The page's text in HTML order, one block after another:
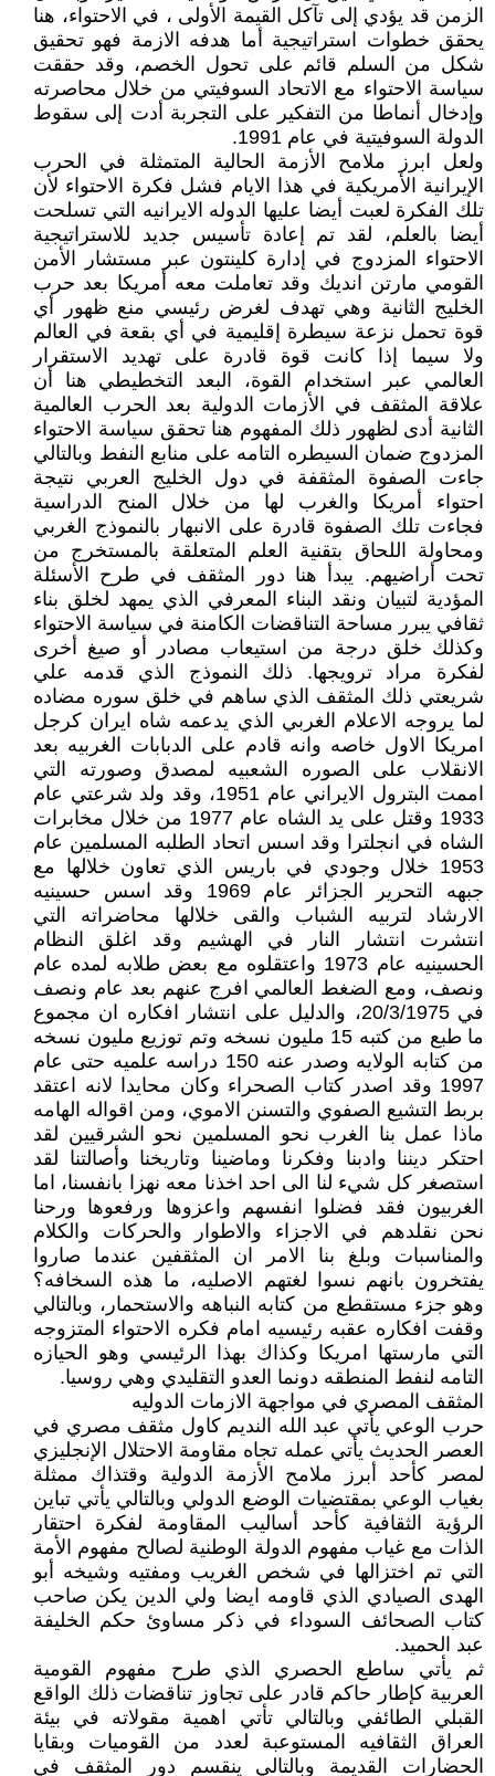
الزمن قد يؤدي إلى تآكل القيمة الأولى ، في الاحتواء، هنا
يحقق خطوات استراتيجية أما هدفه الازمة فهو تحقيق
شكل من السلم قائم على تحول الخصم، وقد حققت
سياسة الاحتواء مع الاتحاد السوفيتي من خلال محاصرته
وإدخال أنماطا من التفكير على التجربة أدت إلى سقوط
الدولة السوفيتية في عام 1991.
ولعل ابرز ملامح الأزمة الحالية المتمثلة في الحرب
الإيرانية الأمريكية في هذا الايام فشل فكرة الاحتواء لأن
تلك الفكرة لعبت أيضا عليها الدوله الايرانيه التي تسلحت
أيضا بالعلم، لقد تم إعادة تأسيس جديد للاستراتيجية
الاحتواء المزدوج في إدارة كلينتون عبر مستشار الأمن
القومي مارتن انديك وقد تعاملت معه أمريكا بعد حرب
الخليج الثانية وهي تهدف لغرض رئيسي منع ظهور أي
قوة تحمل نزعة سيطرة إقليمية في أي بقعة في العالم
ولا سيما إذا كانت قوة قادرة على تهديد الاستقرار
العالمي عبر استخدام القوة، البعد التخطيطي هنا أن
علاقة المثقف في الأزمات الدولية بعد الحرب العالمية
الثانية أدى لظهور ذلك المفهوم هنا تحقق سياسة الاحتواء
المزدوج ضمان السيطره التامه على منابع النفط وبالتالي
جاءت الصفوة المثقفة في دول الخليج العربي نتيجة
احتواء أمريكا والغرب لها من خلال المنح الدراسية
فجاءت تلك الصفوة قادرة على الانبهار بالنموذج الغربي
ومحاولة اللحاق بتقنية العلم المتعلقة بالمستخرج من
تحت أراضيهم. يبدأ هنا دور المثقف في طرح الأسئلة
المؤدية لتبيان ونقد البناء المعرفي الذي يمهد لخلق بناء
ثقافي يبرر مساحة التناقضات الكامنة في سياسة الاحتواء
وكذلك خلق درجة من استيعاب مصادر أو صيغ أخرى
لفكرة مراد ترويجها. ذلك النموذج الذي قدمه علي
شريعتي ذلك المثقف الذي ساهم في خلق سوره مضاده
لما يروجه الاعلام الغربي الذي يدعمه شاه ايران كرجل
امريكا الاول خاصه وانه قادم على الدبابات الغربيه بعد
الانقلاب على الصوره الشعبيه لمصدق وصورته التي
اممت البترول الايراني عام 1951، وقد ولد شرعتي عام
1933 وقتل على يد الشاه عام 1977 من خلال مخابرات
الشاه في انجلترا وقد اسس اتحاد الطلبه المسلمين عام
1953 خلال وجودي في باريس الذي تعاون خلالها مع
جبهه التحرير الجزائر عام 1969 وقد اسس حسينيه
الارشاد لتربيه الشباب والقى خلالها محاضراته التي
انتشرت انتشار النار في الهشيم وقد اغلق النظام
الحسينيه عام 1973 واعتقلوه مع بعض طلابه لمده عام
ونصف، ومع الضغط العالمي افرج عنهم بعد عام ونصف
في 20/3/1975، والدليل على انتشار افكاره ان مجموع
ما طبع من كتبه 15 مليون نسخه وتم توزيع مليون نسخه
من كتابه الولايه وصدر عنه 150 دراسه علميه حتى عام
1997 وقد اصدر كتاب الصحراء وكان محايدا لانه اعتقد
بربط التشيع الصفوي والتسنن الاموي، ومن اقواله الهامه
ماذا عمل بنا الغرب نحو المسلمين نحو الشرقيين لقد
احتكر ديننا وادبنا وفكرنا وماضينا وتاريخنا وأصالتنا لقد
استصغر كل شيء لنا الى احد اخذنا معه نهزا بانفسنا، اما
الغربيون فقد فضلوا انفسهم واعزوها ورفعوها ورحنا
نحن نقلدهم في الاجزاء والاطوار والحركات والكلام
والمناسبات وبلغ بنا الامر ان المثقفين عندما صاروا
يفتخرون بانهم نسوا لغتهم الاصليه، ما هذه السخافه؟
وهو جزء مستقطع من كتابه النباهه والاستحمار، وبالتالي
وقفت افكاره عقبه رئيسيه امام فكره الاحتواء المتزوجه
التي مارستها امريكا وكذاك بهذا الرئيسي وهو الحيازه
التامه لنفط المنطقه دونما العدو التقليدي وهي روسيا.
المثقف المصري في مواجهة الازمات الدوليه
حرب الوعي يأتي عبد الله النديم كاول مثقف مصري في
العصر الحديث يأتي عمله تجاه مقاومة الاحتلال الإنجليزي
لمصر كأحد أبرز ملامح الأزمة الدولية وقتذاك ممثلة
بغياب الوعي بمقتضيات الوضع الدولي وبالتالي يأتي تباين
الرؤية الثقافية كأحد أساليب المقاومة لفكرة احتقار
الذات مع غياب مفهوم الدولة الوطنية لصالح مفهوم الأمة
التي تم اختزالها في شخص الغريب ومفتيه وشيخه أبو
الهدى الصيادي الذي قاومه ايضا ولي الدين يكن صاحب
كتاب الصحائف السوداء في ذكر مساوئ حكم الخليفة
عبد الحميد.
ثم يأتي ساطع الحصري الذي طرح مفهوم القومية
العربية كإطار حاكم قادر على تجاوز تناقضات ذلك الواقع
القبلي الطائفي وبالتالي تأتي اهمية مقولاته في بيئة
العراق الثقافيه المستوعبة لعدد من القوميات وبقايا
الحضارات القديمة وبالتالي ينقسم دور المثقف في